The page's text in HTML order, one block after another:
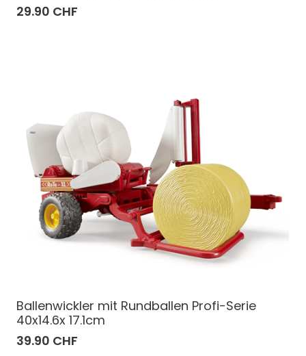
29.90 CHF
Ballenwickler mit Rundballen Profi-Serie
40x14.6x 17.1cm
39.90 CHF